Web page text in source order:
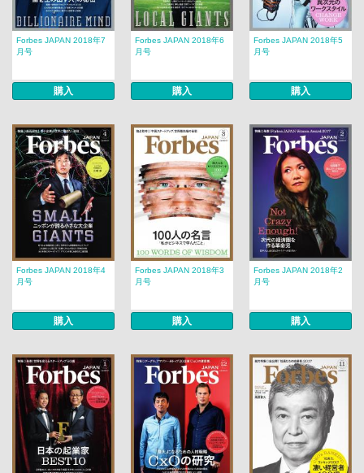
Forbes JAPAN 2018年7
月号
購入
Forbes JAPAN 2018年6
月号
購入
Forbes JAPAN 2018年5
月号
購入
Forbes JAPAN 2018年4
月号
購入
Forbes JAPAN 2018年3
月号
購入
Forbes JAPAN 2018年2
月号
購入